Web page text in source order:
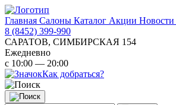
Главная Салоны Каталог Акции Новости
8 (8452) 399-990
САРАТОВ, СИМБИРСКАЯ 154
Ежедневно
с 10:00 — 20:00
Как добраться?